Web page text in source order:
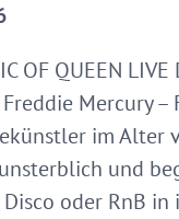
OF QUEEN
Mercury
im Alter
und
oder RnB in